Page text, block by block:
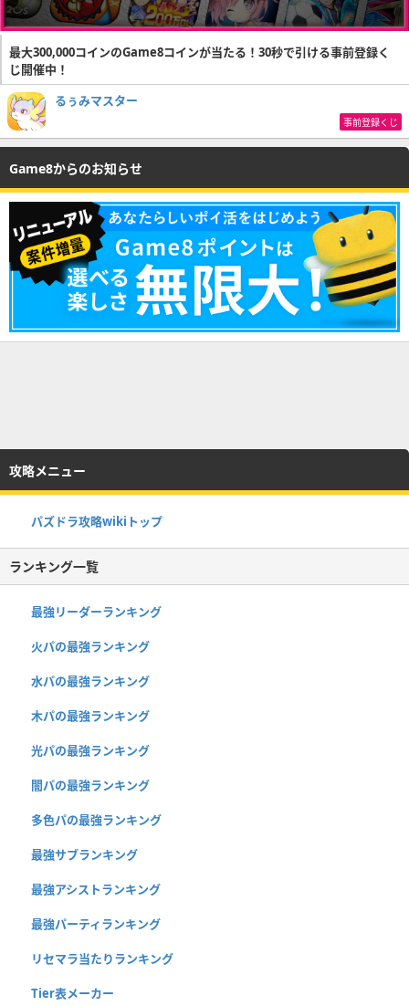
最大300,000コインのGame8コインが当たる！30秒で引ける事前登録く
じ開催中！
るぅみマスター
事前登録くじ
Game8からのお知らせ
攻略メニュー
パズドラ攻略wikiトップ
ランキング一覧
最強リーダーランキング
火パの最強ランキング
水パの最強ランキング
木パの最強ランキング
光パの最強ランキング
闇パの最強ランキング
多色パの最強ランキング
最強サブランキング
最強アシストランキング
最強パーティランキング
リセマラ当たりランキング
Tier表メーカー